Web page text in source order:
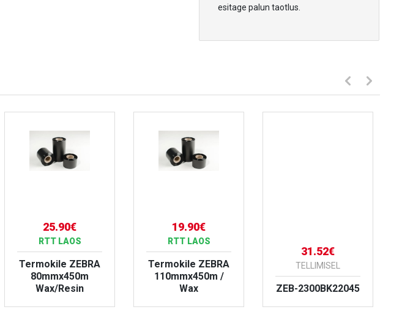
esitage palun taotlus.
25.90€
RTT LAOS
Termokile ZEBRA
80mmx450m
Wax/Resin
19.90€
RTT LAOS
Termokile ZEBRA
110mmx450m /
Wax
31.52€
TELLIMISEL
ZEB-2300BK22045